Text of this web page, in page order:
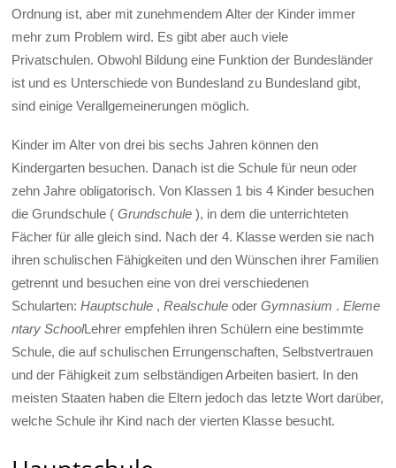
Ordnung ist, aber mit zunehmendem Alter der Kinder immer
mehr zum Problem wird. Es gibt aber auch viele
Privatschulen. Obwohl Bildung eine Funktion der Bundesländer
ist und es Unterschiede von Bundesland zu Bundesland gibt,
sind einige Verallgemeinerungen möglich.
Kinder im Alter von drei bis sechs Jahren können den
Kindergarten besuchen. Danach ist die Schule für neun oder
zehn Jahre obligatorisch. Von Klassen 1 bis 4 Kinder besuchen
die Grundschule (Grundschule ), in dem die unterrichteten
Fächer für alle gleich sind. Nach der 4. Klasse werden sie nach
ihren schulischen Fähigkeiten und den Wünschen ihrer Familien
getrennt und besuchen eine von drei verschiedenen
Schularten:Hauptschule ,Realschule oderGymnasium .Eleme
ntary SchoolLehrer empfehlen ihren Schülern eine bestimmte
Schule, die auf schulischen Errungenschaften, Selbstvertrauen
und der Fähigkeit zum selbständigen Arbeiten basiert. In den
meisten Staaten haben die Eltern jedoch das letzte Wort darüber,
welche Schule ihr Kind nach der vierten Klasse besucht.